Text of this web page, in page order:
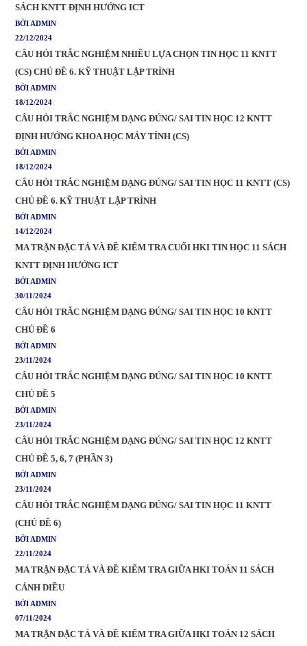
SÁCH KNTT ĐỊNH HƯỚNG ICT
BỞI ADMIN
22/12/2024
CÂU HỎI TRẮC NGHIỆM NHIỀU LỰA CHỌN TIN HỌC 11 KNTT
(CS) CHỦ ĐỀ 6. KỸ THUẬT LẬP TRÌNH
BỞI ADMIN
18/12/2024
CÂU HỎI TRẮC NGHIỆM DẠNG ĐÚNG/ SAI TIN HỌC 12 KNTT
ĐỊNH HƯỚNG KHOA HỌC MÁY TÍNH (CS)
BỞI ADMIN
18/12/2024
CÂU HỎI TRẮC NGHIỆM DẠNG ĐÚNG/ SAI TIN HỌC 11 KNTT (CS)
CHỦ ĐỀ 6. KỸ THUẬT LẬP TRÌNH
BỞI ADMIN
14/12/2024
MA TRẬN ĐẶC TẢ VÀ ĐỀ KIỂM TRA CUỐI HKI TIN HỌC 11 SÁCH
KNTT ĐỊNH HƯỚNG ICT
BỞI ADMIN
30/11/2024
CÂU HỎI TRẮC NGHIỆM DẠNG ĐÚNG/ SAI TIN HỌC 10 KNTT
CHỦ ĐỀ 6
BỞI ADMIN
23/11/2024
CÂU HỎI TRẮC NGHIỆM DẠNG ĐÚNG/ SAI TIN HỌC 10 KNTT
CHỦ ĐỀ 5
BỞI ADMIN
23/11/2024
CÂU HỎI TRẮC NGHIỆM DẠNG ĐÚNG/ SAI TIN HỌC 12 KNTT
CHỦ ĐỀ 5, 6, 7 (PHẦN 3)
BỞI ADMIN
23/11/2024
CÂU HỎI TRẮC NGHIỆM DẠNG ĐÚNG/ SAI TIN HỌC 11 KNTT
(CHỦ ĐỀ 6)
BỞI ADMIN
22/11/2024
MA TRẬN ĐẶC TẢ VÀ ĐỀ KIỂM TRA GIỮA HKI TOÁN 11 SÁCH
CÁNH DIỀU
BỞI ADMIN
07/11/2024
MA TRẬN ĐẶC TẢ VÀ ĐỀ KIỂM TRA GIỮA HKI TOÁN 12 SÁCH